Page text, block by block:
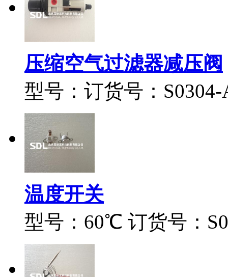
压缩空气过滤器减压阀
型号：订货号：S0304-
温度开关
型号：60℃ 订货号：